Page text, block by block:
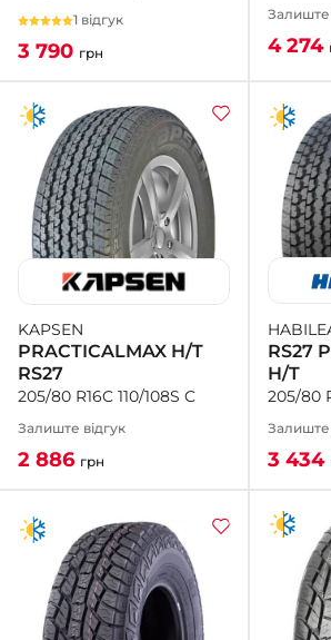
1 відгук
3 790 грн
Залиште
4 274
KAPSEN
PRACTICALMAX H/T
RS27
205/80 R16C 110/108S C
Залиште відгук
2 886 грн
RS27
H/T
205/80
Залиште
3 434